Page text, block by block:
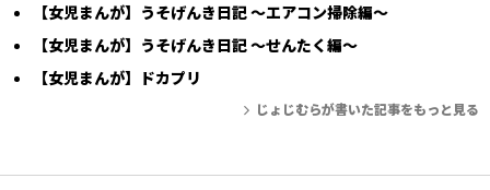
【女児まんが】うそげんき日記 〜エアコン掃除編〜
【女児まんが】うそげんき日記 〜せんたく編〜
【女児まんが】ドカプリ
じょじむらが書いた記事をもっと見る